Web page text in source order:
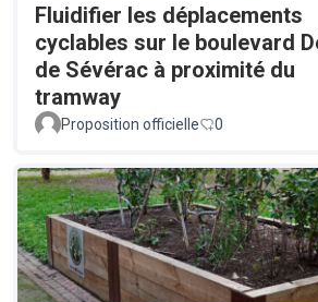
Fluidifier les déplacements
cyclables sur le boulevard
de Sévérac à proximité du
tramway
Proposition officielle 0